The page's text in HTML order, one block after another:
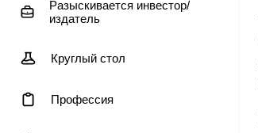
Разыскивается инвестор/
издатель
Круглый стол
Профессия